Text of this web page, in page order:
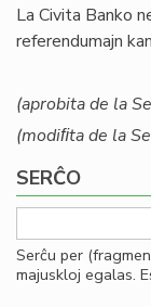
La Civita Banko
referendumajn
(aprobita de la
(modiﬁta de la
SERĈO
Serĉu per
majuskloj egalas.